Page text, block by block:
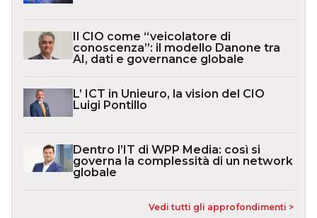
Il CIO come “veicolatore di
conoscenza”: il modello Danone tra
AI, dati e governance globale
L’ ICT in Unieuro, la vision del CIO
Luigi Pontillo
Dentro l’IT di WPP Media: così si
governa la complessità di un network
globale
Vedi tutti gli approfondimenti >